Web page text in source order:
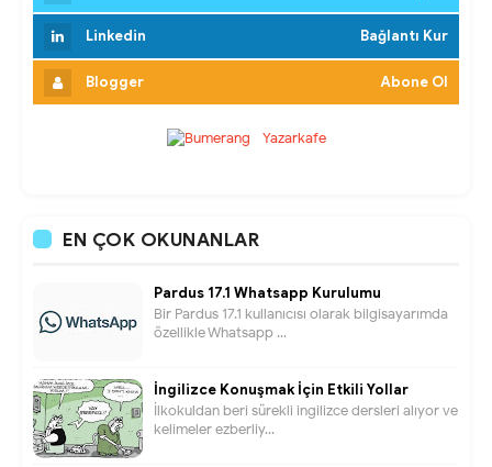
Linkedin Bağlantı Kur
Blogger Abone Ol
EN ÇOK OKUNANLAR
Pardus 17.1 Whatsapp Kurulumu
Bir Pardus 17.1 kullanıcısı olarak bilgisayarımda
özellikle Whatsapp ...
İngilizce Konuşmak İçin Etkili Yollar
İlkokuldan beri sürekli ingilizce dersleri alıyor ve
kelimeler ezberliy...